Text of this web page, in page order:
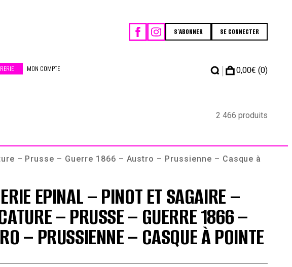
S'ABONNER SE CONNECTER
MON COMPTE | 0,00€ (0)
2 466 produits
– Prusse – Guerre 1866 – Austro – Prussienne – Casque à
EPINAL – PINOT ET SAGAIRE –
– PRUSSE – GUERRE 1866 –
– PRUSSIENNE – CASQUE À POINTE